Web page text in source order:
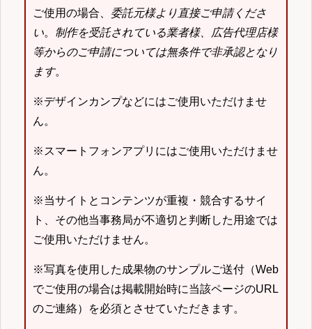
ご使用の場合、 委託元様より直接ご申請くださ
い。 制作を受託されている業者様、広告代理店様
等からのご申請については無条件で非承認となり
ます。
※デザインカンプなどにはご使用いただけませ
ん。
※スマートフォンアプリにはご使用いただけませ
ん。
※当サイトとコンテンツが重複・競合するサイ
ト、その他当事務局が不適切と判断した用途では
ご使用いただけません。
※写真を使用した成果物のサンプルご送付（Web
でご使用の場合は掲載開始時に当該ページのURL
のご連絡）を必須とさせていただきます。